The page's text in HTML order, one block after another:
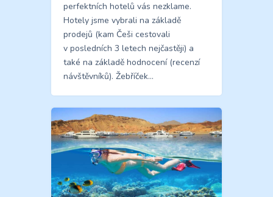
perfektních hotelů vás nezklame.
Hotely jsme vybrali na základě
prodejů (kam Češi cestovali
v posledních 3 letech nejčastěji) a
také na základě hodnocení (recenzí
návštěvníků). Žebříček…